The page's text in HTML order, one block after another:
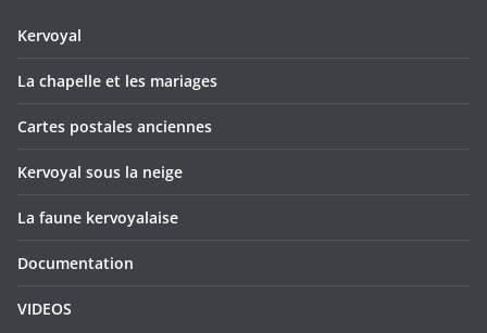
Kervoyal
La chapelle et les mariages
Cartes postales anciennes
Kervoyal sous la neige
La faune kervoyalaise
Documentation
VIDEOS